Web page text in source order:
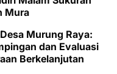
Mura
Murung Raya:
dan Evaluasi
Berkelanjutan